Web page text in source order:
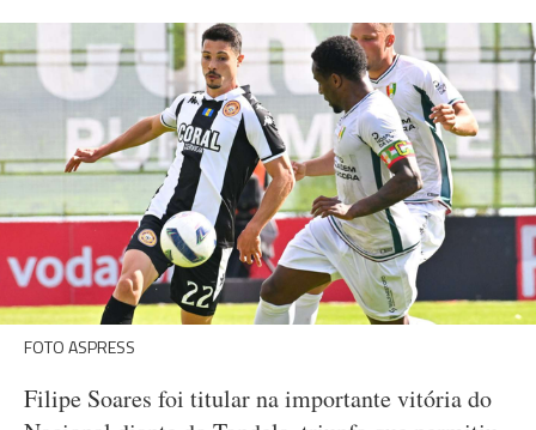
FOTO ASPRESS
Filipe Soares foi titular na importante vitória do